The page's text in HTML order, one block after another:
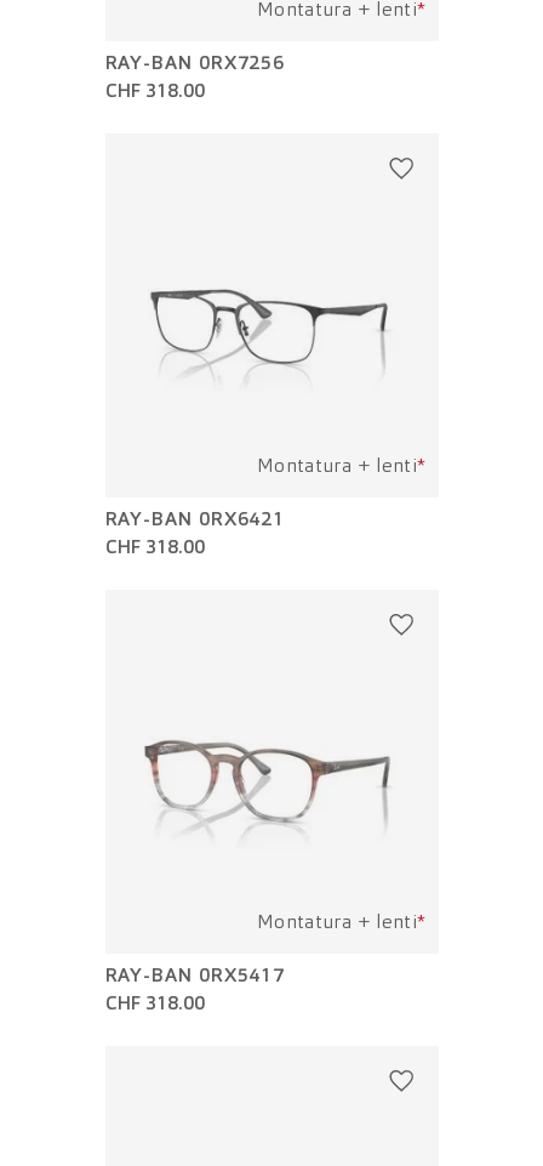
Montatura + lenti*
RAY-BAN 0RX7256
CHF 318.00
Montatura + lenti*
RAY-BAN 0RX6421
CHF 318.00
Montatura + lenti*
RAY-BAN 0RX5417
CHF 318.00